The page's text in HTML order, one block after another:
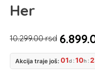
Her
10.299.00rsd
Originalna
cena
Trenutna
cena
Akcija traje još: 01d :10h :